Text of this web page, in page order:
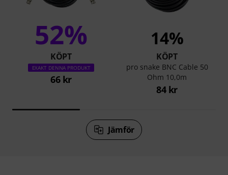
52%
KÖPT
EXAKT DENNA PRODUKT
66 kr
14%
KÖPT
pro snake BNC Cable 50
Ohm 10,0m
84 kr
Jämför